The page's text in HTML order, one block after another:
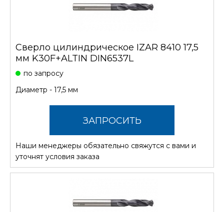
Сверло цилиндрическое IZAR 8410 17,5
мм K30F+ALTIN DIN6537L
по запросу
Диаметр - 17,5 мм
ЗАПРОСИТЬ
СТОИМОСТЬ
Наши менеджеры обязательно свяжутся с вами и
уточнят условия заказа